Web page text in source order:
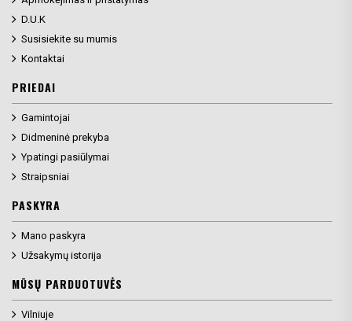
D.U.K
Susisiekite su mumis
Kontaktai
PRIEDAI
Gamintojai
Didmeninė prekyba
Ypatingi pasiūlymai
Straipsniai
PASKYRA
Mano paskyra
Užsakymų istorija
MŪSŲ PARDUOTUVĖS
Vilniuje